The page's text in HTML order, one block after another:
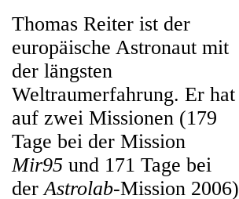
Thomas Reiter ist der
europäische Astronaut mit
der längsten
Weltraumerfahrung. Er hat
auf zwei Missionen (179
Tage bei der Mission
Mir95 und 171 Tage bei
derAstrolab-Mission 2006)